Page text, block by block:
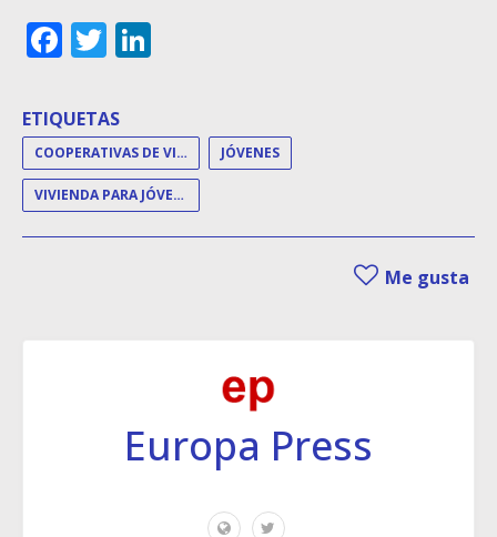
Facebook
Twitter
ETIQUETAS
COOPERATIVAS DE VIVIENDAS JÓVENES
VIVIENDA PARA JÓVENES
Me gusta
Europa Press